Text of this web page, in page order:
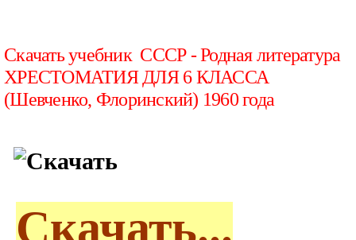
Скачать учебник СССР - Родная литература
ХРЕСТОМАТИЯ ДЛЯ 6 КЛАССА
(Шевченко, Флоринский) 1960 года
Скачать...